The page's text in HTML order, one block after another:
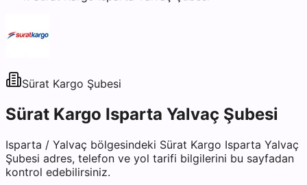
Sürat Kargo Şubesi
Sürat Kargo Isparta Yalvaç Şubesi
Isparta / Yalvaç bölgesindeki Sürat Kargo Isparta Yalvaç
Şubesi adres, telefon ve yol tarifi bilgilerini bu sayfadan
kontrol edebilirsiniz.